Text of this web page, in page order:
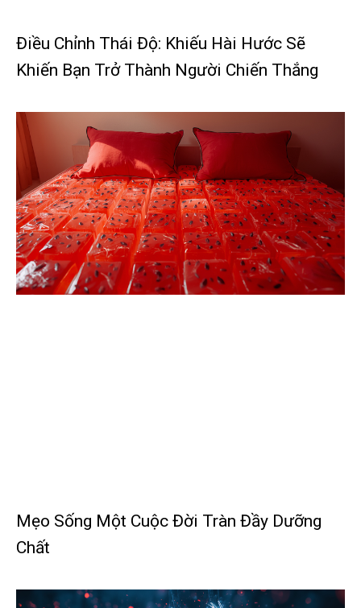
Điều Chỉnh Thái Độ: Khiếu Hài Hước Sẽ
Khiến Bạn Trở Thành Người Chiến Thắng
Mẹo Sống Một Cuộc Đời Tràn Đầy Dưỡng
Chất